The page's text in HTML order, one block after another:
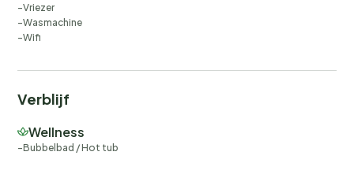
Vriezer
Wasmachine
Wifi
Verblijf
Wellness
Bubbelbad / Hot tub